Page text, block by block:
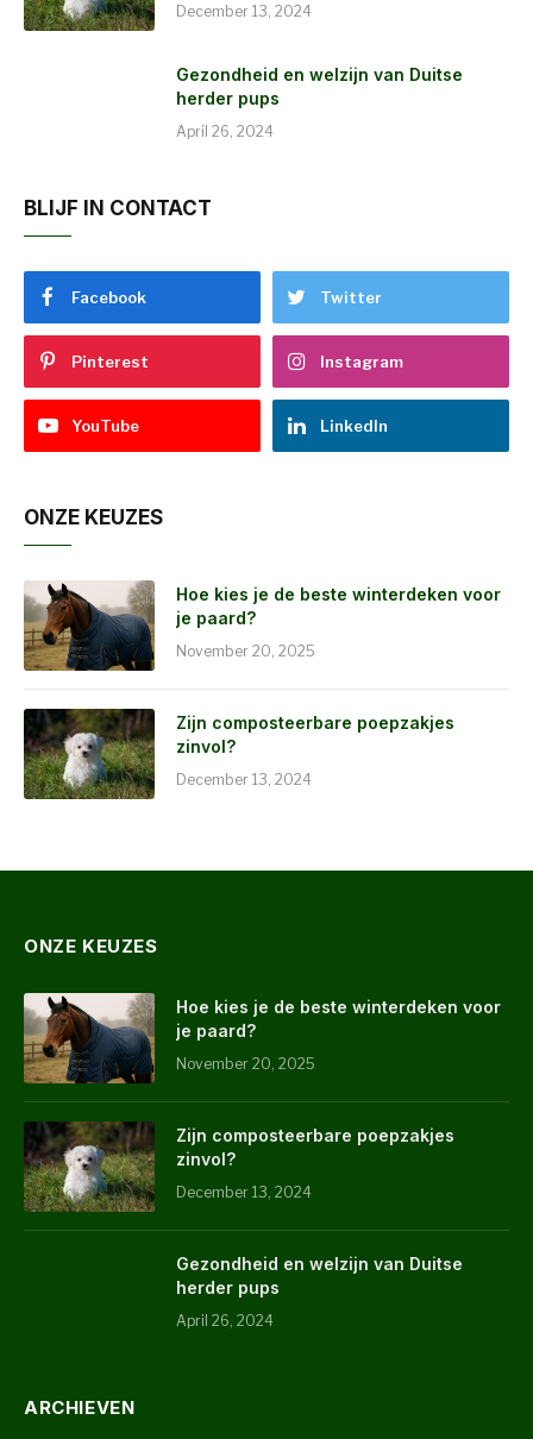
December 13, 2024
Gezondheid en welzijn van Duitse
herder pups
April 26, 2024
BLIJF IN CONTACT
Facebook Twitter
Pinterest Instagram
YouTube LinkedIn
ONZE KEUZES
Hoe kies je de beste winterdeken voor
je paard?
November 20, 2025
Zijn composteerbare poepzakjes
zinvol?
December 13, 2024
ONZE KEUZES
Hoe kies je de beste winterdeken voor
je paard?
November 20, 2025
Zijn composteerbare poepzakjes
zinvol?
December 13, 2024
Gezondheid en welzijn van Duitse
herder pups
April 26, 2024
ARCHIEVEN